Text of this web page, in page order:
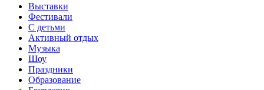
Выставки
Фестивали
С детьми
Активный отдых
Музыка
Шоу
Праздники
Образование